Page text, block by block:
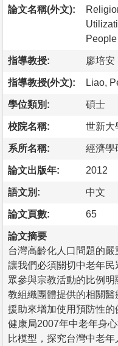
論文名稱(外文):
指導教授: 廖培安
指導教授(外文): Liao,
學位類別: 碩士
校院名稱: 世新大
系所名稱: 經濟學
論文出版年: 2012
語文別: 中文
論文頁數: 65
論文摘要
台灣高齡化人口問題的嚴
讓我們必須關切中老年
眾參與宗教活動的比例
教組織團體提供的相關
援助來增加使用預防性
健康局2007年中老年身
比模型，探究台灣中老